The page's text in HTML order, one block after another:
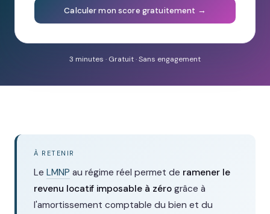
Calculer mon score gratuitement →
3 minutes · Gratuit · Sans engagement
À RETENIR
Le LMNP au régime réel permet de ramener le
revenu locatif imposable à zéro grâce à
l'amortissement comptable du bien et du